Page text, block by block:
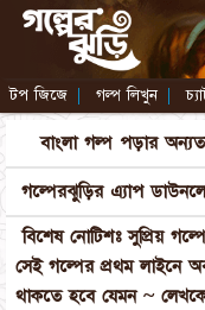
টপ জিজে | গল্প লিখুন |
বাংলা গল্প পড়ার
গল্পেরঝুড়ির এ্যাপ
বিশেষ নোটিশঃ সুপ্রিয়
সেই গল্পের প্রথম লাইনে
থাকতে হবে যেমন ~